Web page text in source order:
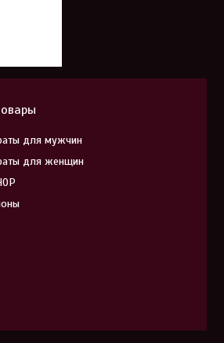
для мужчин
для женщин